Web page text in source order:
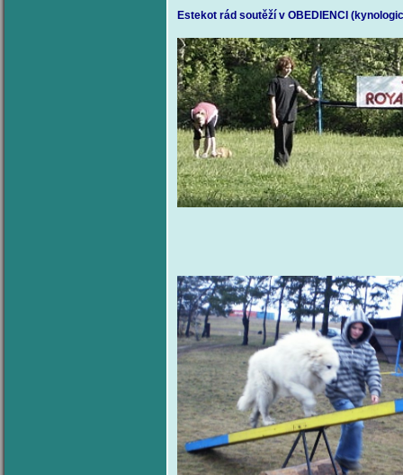
Estekot rád soutěží v OBEDIENCI